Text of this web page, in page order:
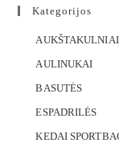
Kategorijos
AUKŠTAKULNIAI
AULINUKAI
BASUTĖS
ESPADRILĖS
KEDAI